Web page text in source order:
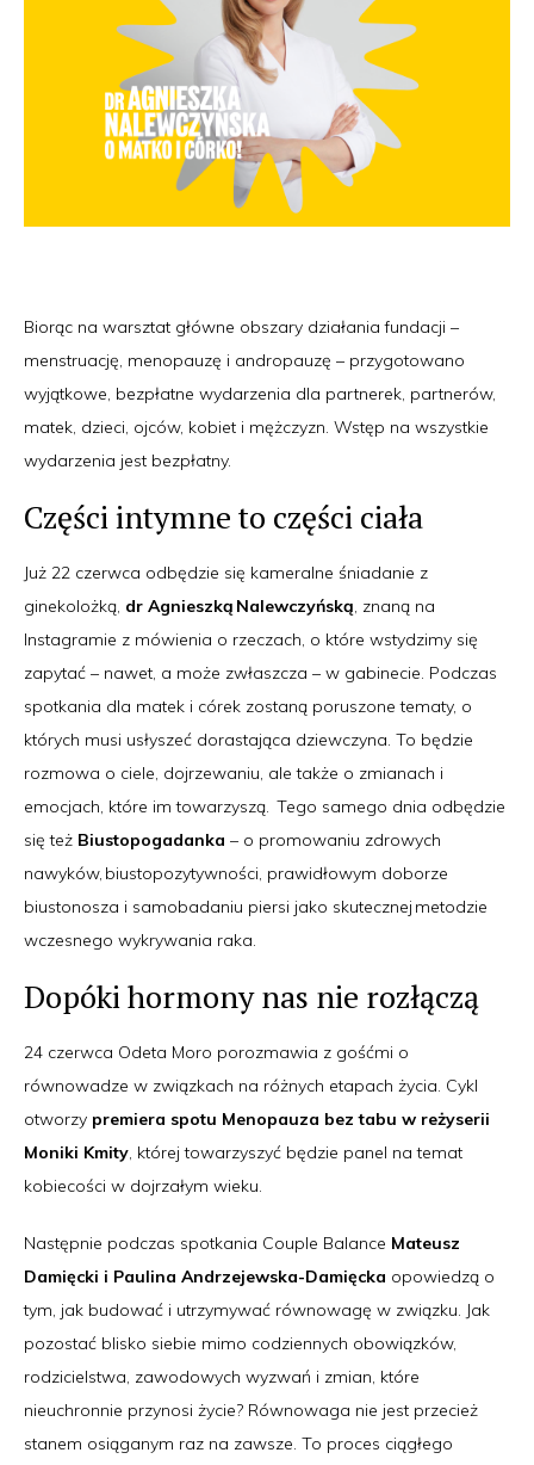
Biorąc na warsztat główne obszary działania fundacji –
menstruację, menopauzę i andropauzę – przygotowano
wyjątkowe, bezpłatne wydarzenia dla partnerek, partnerów,
matek, dzieci, ojców, kobiet i mężczyzn. Wstęp na wszystkie
wydarzenia jest bezpłatny.
Części intymne to części ciała
Już 22 czerwca odbędzie się kameralne śniadanie z
ginekolożką, dr Agnieszką Nalewczyńską, znaną na
Instagramie z mówienia o rzeczach, o które wstydzimy się
zapytać – nawet, a może zwłaszcza – w gabinecie. Podczas
spotkania dla matek i córek zostaną poruszone tematy, o
których musi usłyszeć dorastająca dziewczyna. To będzie
rozmowa o ciele, dojrzewaniu, ale także o zmianach i
emocjach, które im towarzyszą. Tego samego dnia odbędzie
się też Biustopogadanka – o promowaniu zdrowych
nawyków, biustopozytywności, prawidłowym doborze
biustonosza i samobadaniu piersi jako skutecznej metodzie
wczesnego wykrywania raka.
Dopóki hormony nas nie rozłączą
24 czerwca Odeta Moro porozmawia z gośćmi o
równowadze w związkach na różnych etapach życia. Cykl
otworzy premiera spotu Menopauza bez tabu w reżyserii
Moniki Kmity, której towarzyszyć będzie panel na temat
kobiecości w dojrzałym wieku.
Następnie podczas spotkania Couple Balance Mateusz
Damięcki i Paulina Andrzejewska-Damięcka opowiedzą o
tym, jak budować i utrzymywać równowagę w związku. Jak
pozostać blisko siebie mimo codziennych obowiązków,
rodzicielstwa, zawodowych wyzwań i zmian, które
nieuchronnie przynosi życie? Równowaga nie jest przecież
stanem osiąganym raz na zawsze. To proces ciągłego